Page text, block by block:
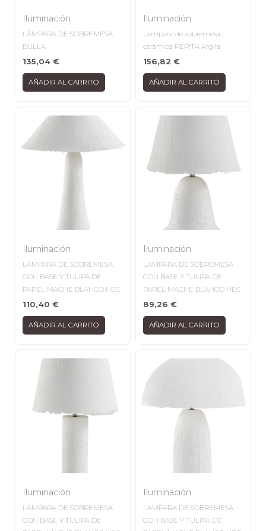
Iluminación
LÁMPARA DE SOBREMESA
BULLA
135,04€
AÑADIR AL CARRITO
Iluminación
Lámpara de sobremesa
cerámica PEPITA Argila
156,82 €
AÑADIR AL CARRITO
Iluminación
LAMPARA DE SOBREMESA
CON BASE Y TULIPA DE
PAPEL MACHE BLANCO HEC
110,40€
AÑADIR AL CARRITO
Iluminación
LAMPARA DE SOBREMESA
CON BASE Y TULIPA DE
PAPEL MACHE BLANCO HEC
89,26 €
AÑADIR AL CARRITO
Iluminación
LAMPARA DE SOBREMESA
CON BASE Y TULIPA DE
Iluminación
LAMPARA DE SOBREMESA
CON BASE Y TULIPA DE